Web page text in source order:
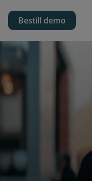
Bestill demo